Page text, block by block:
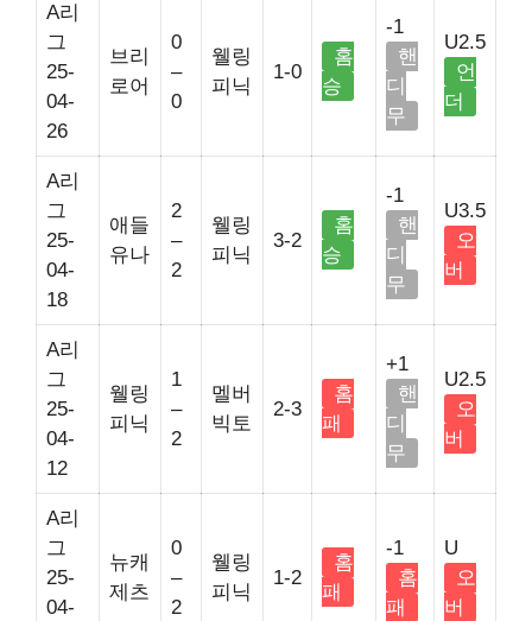
A리
그
25-
04-
26
브리
로어
0
–
0
웰링
피닉
1-0
홈
승
-1
핸
디
무
U2.5
언
더
A리
그
25-
04-
18
애들
유나
2
–
2
웰링
피닉
3-2
홈
승
-1
핸
디
무
U3.5
오
버
A리
그
25-
04-
12
웰링
피닉
1
–
2
멜버
빅토
2-3
홈
패
+1
핸
디
무
U2.5
오
버
A리
그
25-
04-
뉴캐
제츠
0
–
2
웰링
피닉
1-2
홈
패
-1
홈
패
U
오
버